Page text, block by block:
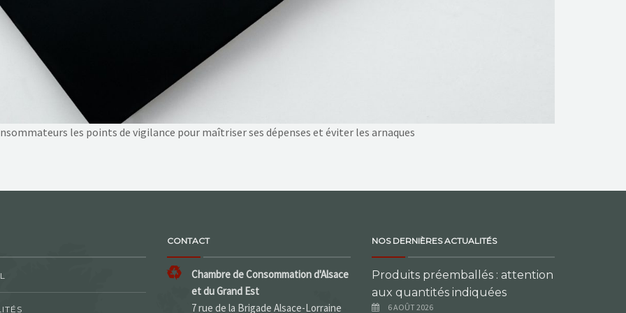
les points de vigilance pour maîtriser ses dépenses et éviter les arnaques
CONTACT
Chambre de Consommation d'Alsace
et du Grand Est
7 rue de la Brigade Alsace-Lorraine
NOS DERNIÈRES ACTUALITÉS
Produits préemballés : attention
aux quantités indiquées
6 AOÛT 2026